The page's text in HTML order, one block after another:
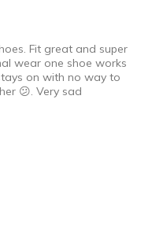
Fit great and super
wear one shoe works
on with no way to
😕. Very sad